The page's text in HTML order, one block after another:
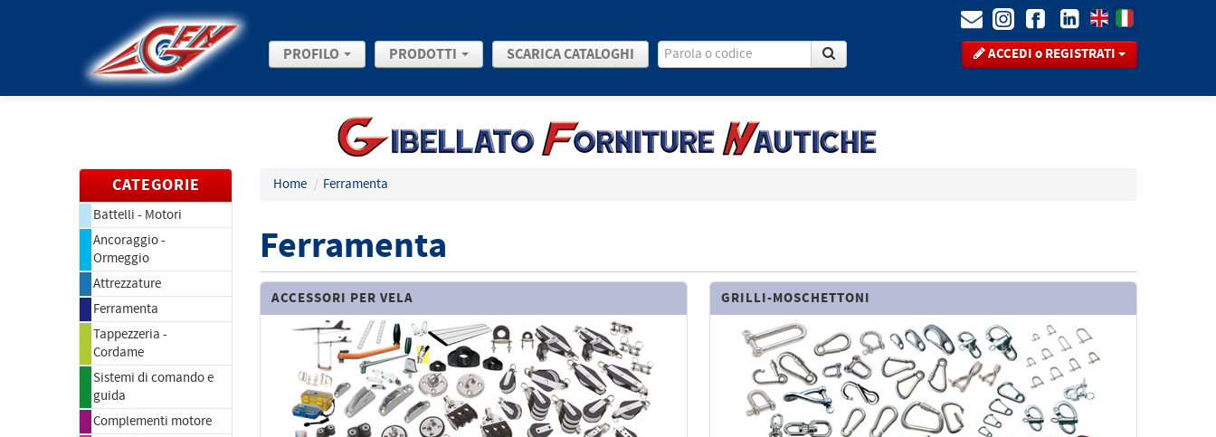
ACCEDI o REGISTRATI
PROFILO PRODOTTI SCARICA CATALOGHI
CATEGORIE
Battelli - Motori
Ancoraggio -
Ormeggio
Attrezzature
Ferramenta
Tappezzeria -
Cordame
Sistemi di comando e
guida
Complementi motore
Home / Ferramenta
Ferramenta
ACCESSORI PER VELA GRILLI-MOSCHETTONI